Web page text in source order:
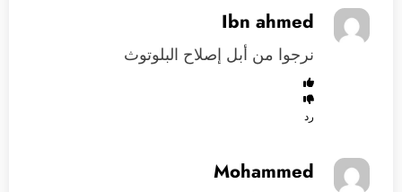
Ibn ahmed
نرجوا من أبل إصلاح البلوتوث
رد
Mohammed